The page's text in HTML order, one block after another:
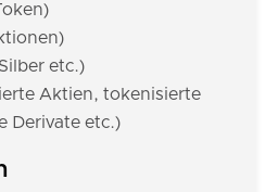
etc.)
Aktien, tokenisierte
Derivate etc.)